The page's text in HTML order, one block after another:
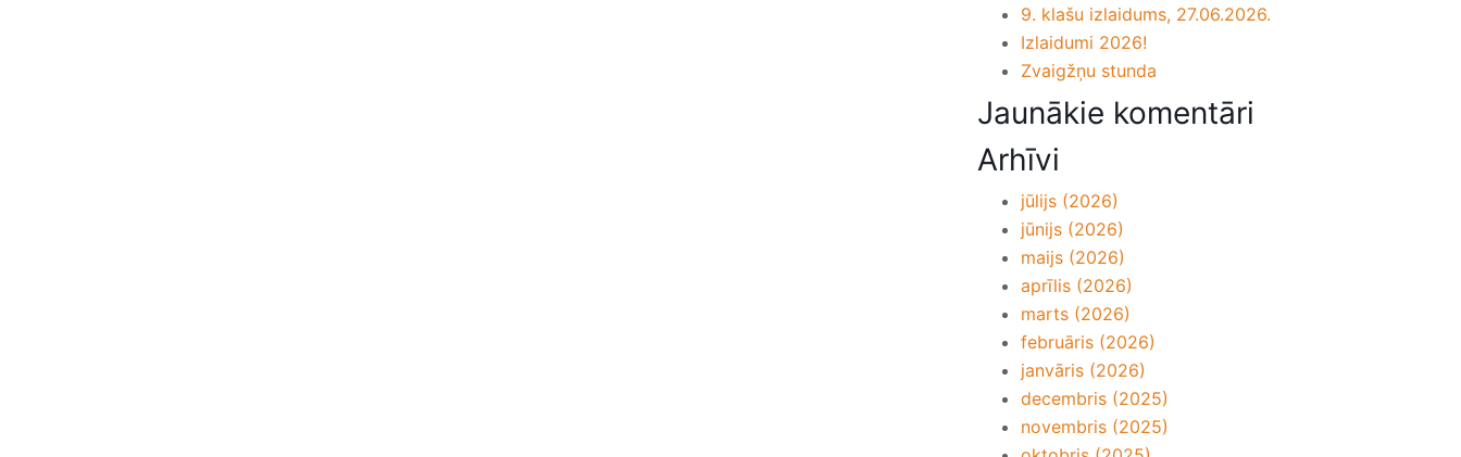
9. klašu izlaidums, 27.06.2026.
Izlaidumi 2026!
Zvaigžņu stunda
Jaunākie komentāri
Arhīvi
jūlijs (2026)
jūnijs (2026)
maijs (2026)
aprīlis (2026)
marts (2026)
februāris (2026)
janvāris (2026)
decembris (2025)
novembris (2025)